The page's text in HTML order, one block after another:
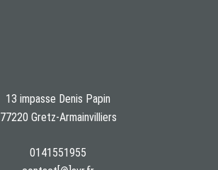
13 impasse Denis Papin
77220 Gretz-Armainvilliers
0141551955